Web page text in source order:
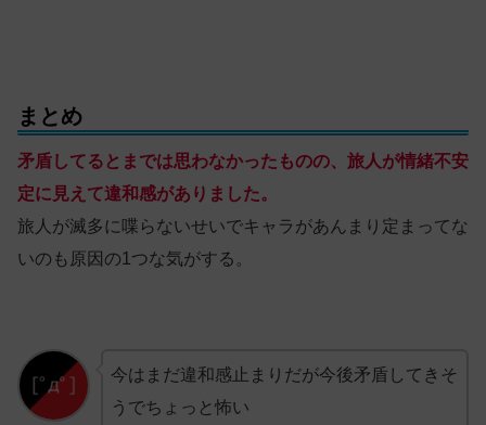
まとめ
矛盾してるとまでは思わなかった ものの、旅人が情緒不安
定に見えて違和感がありました。
旅人が滅多に喋らないせいでキャラがあんまり定まってな
いのも原因の1つな気がする。
今はまだ違和感止まりだが今後矛盾してきそ
うでちょっと怖い